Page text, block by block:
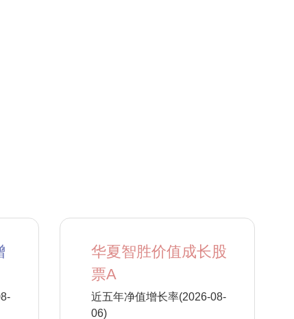
华夏智胜价值成长股
票A
近五年净值增长率(2026-08-
06)